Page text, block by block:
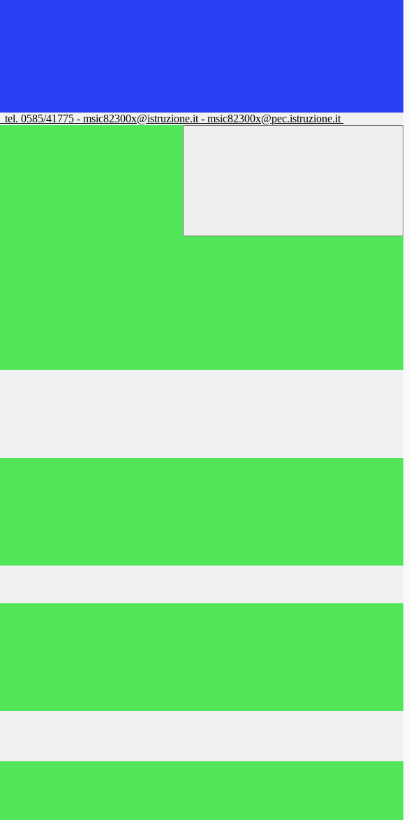
tel. 0585/41775 - msic82300x@istruzione.it - msic82300x@pec.istruzione.it